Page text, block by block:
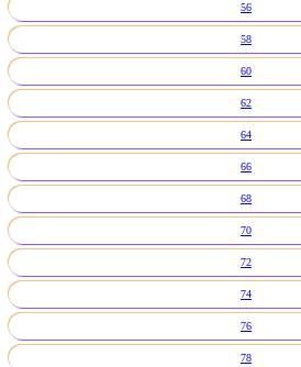
56
58
60
62
64
66
68
70
72
74
76
78